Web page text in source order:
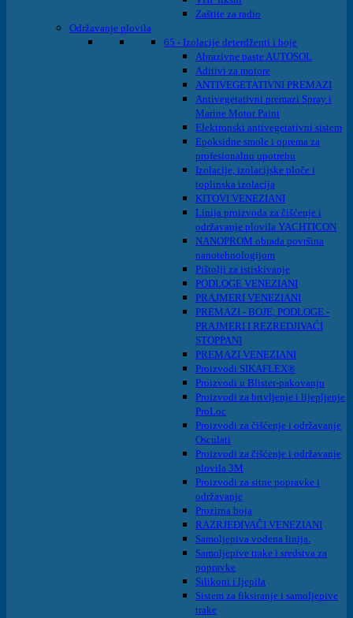
Zaštite za radio
Održavanje plovila
65 - Izolacije deterdženti i boje
Abrazivne paste AUTOSOL
Aditivi za motore
ANTIVEGETATIVNI PREMAZI
Antivegetativni premazi Spray i
Marine Motor Paint
Elektronski antivegetativni sistem
Epoksidne smole i oprema za
profesionalnu upotrebu
Izolacije, izolacijske ploče i
toplinska izolacija
KITOVI VENEZIANI
Linija proizvoda za čišćenje i
održavanje plovila YACHTICON
NANOPROM obrada površina
nanotehnologijom
Pištolji za istiskivanje
PODLOGE VENEZIANI
PRAJMERI VENEZIANI
PREMAZI - BOJE, PODLOGE -
PRAJMERI I REZREDJIVAĆI
STOPPANI
PREMAZI VENEZIANI
Proizvodi SIKAFLEX®
Proizvodi u Blister-pakovanju
Proizvodi za brtvljenje i lijepljenje
ProLoc
Proizvodi za čišćenje i održavanje
Osculati
Proizvodi za čišćenje i održavanje
plovila 3M
Proizvodi za sitne popravke i
održavanje
Prozirna boja
RAZRJEĐIVAČI VENEZIANI
Samoljepiva vodena linija.
Samoljepive trake i sredstva za
popravke
Silikoni i ljepila
Sistem za fiksiranje i samoljepive
trake